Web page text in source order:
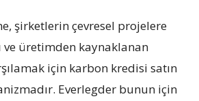
şirketlerin çevresel projelere
ve üretimden kaynaklanan
için karbon kredisi satın
Everlegder bunun için